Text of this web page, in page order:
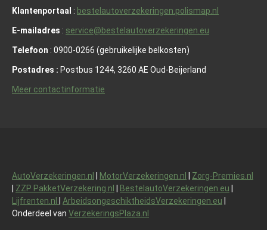
Klantenportaal : bestelautoverzekeringen.polismap.nl
E-mailadres : service@bestelautoverzekeringen.eu
Telefoon : 0900-0266 (gebruikelijke belkosten)
Postadres : Postbus 1244, 3260 AE Oud-Beijerland
Meer contactinformatie
AutoVerzekeringen.nl | MotorVerzekeringen.nl | Zorg-Premies.nl
| ZZP PakketVerzekering.nl | BestelautoVerzekeringen.eu |
Lijfrenten.nl | ArbeidsongeschiktheidsVerzekeringen.eu |
Onderdeel van VerzekeringsPlaza.nl